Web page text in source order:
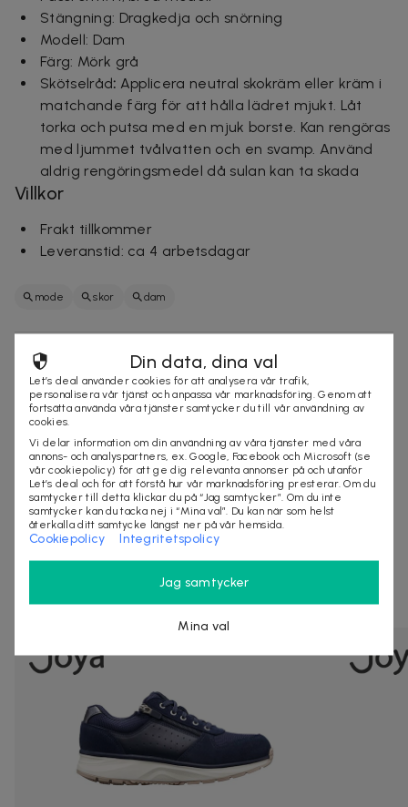
Stängning: Dragkedja och snörning
Modell: Dam
Färg: Mörk grå
Skötselråd: Applicera neutral skokräm eller kräm i
matchande färg för att hålla lädret mjukt. Låt
torka och putsa med en mjuk borste. Kan rengöras
med ljummet tvålvatten och en svamp. Använd
aldrig rengöringsmedel då sulan kan ta skada
Villkor
Frakt tillkommer
Leveranstid: ca 4 arbetsdagar
mode skor dam
Säljes av
Let's deal AB
Organisationsnummer:556796-3466
https://letsdeal.se
VÄLJ ALTERNATIV
Andra som kollat på dealen ovan tittar även
på
Din data, dina val
Let’s deal använder cookies för att analysera vår trafik,
personalisera vår tjänst och anpassa vår marknadsföring. Genom att
fortsätta använda våra tjänster samtycker du till vår användning av
cookies.
Vi delar information om din användning av våra tjänster med våra
annons- och analyspartners, ex. Google, Facebook och Microsoft (se
vår cookiepolicy) för att ge dig relevanta annonser på och utanför
Let’s deal och för att förstå hur vår marknadsföring presterar. Om du
samtycker till detta klickar du på “Jag samtycker”. Om du inte
samtycker kan du tacka nej i “Mina val”. Du kan när som helst
återkalla ditt samtycke längst ner på vår hemsida.
Cookiepolicy Integritetspolicy
Jag samtycker
Mina val